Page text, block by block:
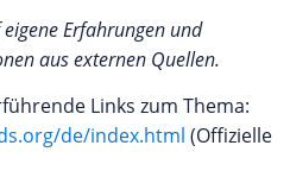
Erfahrungen und
aus externen Quellen.
Links zum Thema:
de/index.html (Offizielle